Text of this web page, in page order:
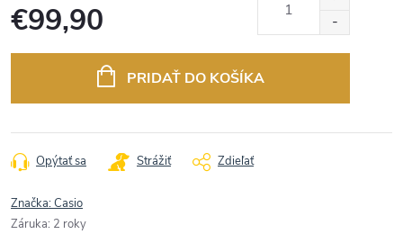
€99,90
PRIDAŤ DO KOŠÍKA
Opýtať sa Strážiť Zdieľať
Značka:Casio
Záruka: 2 roky